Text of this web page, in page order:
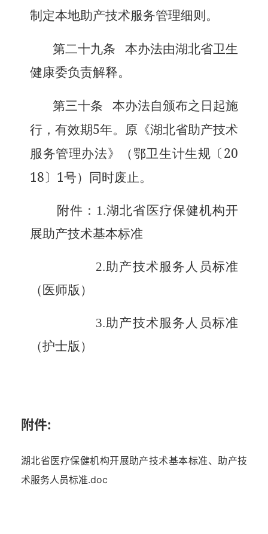
制定本地助产技术服务管理细则。
第二十九条
本办法由湖北省卫生
健康委负责解释。
第三十条
本办法自颁布之日起施
行，有效期5年。原《湖北省助产技术
服务管理办法》（鄂卫生计生规〔 20
18〕 1号）同时废止。
附件：1.湖北省医疗保健机构开
展助产技术基本标准
2.助产技术服务人员标准
（医师版）
3.助产技术服务人员标准
（护士版）
附件:
湖北省医疗保健机构开展助产技术基本标准、助产技
术服务人员标准.doc